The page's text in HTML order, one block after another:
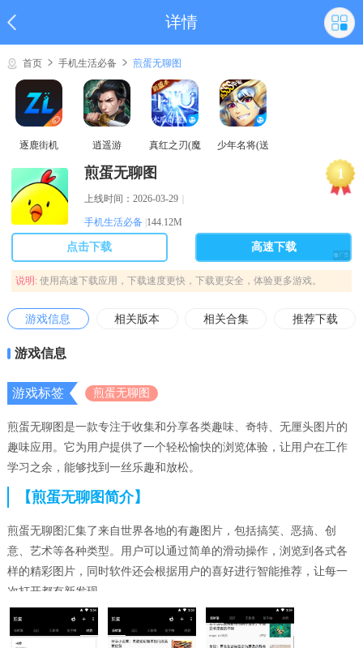
详情
首页 手机生活必备 煎蛋无聊图
逐鹿街机 逍遥游
真红之刃(魔
少年名将(送
1
煎蛋无聊图
上线时间：2026-03-29｜
手机生活必备 144.12M
点击下载 高速下载
说明: 使用高速下载应用，下载速度更快，下载更安全，体验更多游戏。
游戏信息 相关版本 相关合集 推荐下载
游戏信息
游戏标签 煎蛋无聊图
煎蛋无聊图是一款专注于收集和分享各类趣味、奇特、无厘头图片的
趣味应用。它为用户提供了一个轻松愉快的浏览体验，让用户在工作
学习之余，能够找到一丝乐趣和放松。
【煎蛋无聊图简介】
煎蛋无聊图汇集了来自世界各地的有趣图片，包括搞笑、恶搞、创
意、艺术等各种类型。用户可以通过简单的滑动操作，浏览到各式各
样的精彩图片，同时软件还会根据用户的喜好进行智能推荐，让每一
次打开都有新发现。